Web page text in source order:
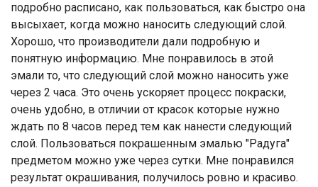
подробно расписано, как пользоваться, как быстро она
высыхает, когда можно наносить следующий слой.
Хорошо, что производители дали подробную и
понятную информацию. Мне понравилось в этой
эмали то, что следующий слой можно наносить уже
через 2 часа. Это очень ускоряет процесс покраски,
очень удобно, в отличии от красок которые нужно
ждать по 8 часов перед тем как нанести следующий
слой. Пользоваться покрашенным эмалью "Радуга"
предметом можно уже через сутки. Мне понравился
результат окрашивания, получилось ровно и красиво.